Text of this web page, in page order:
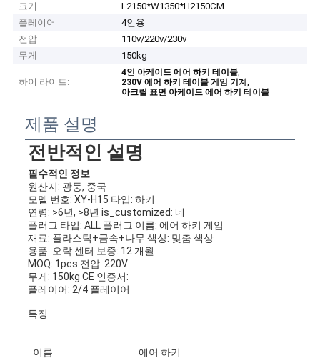
크기
L2150*W1350*H2150CM
플레이어
4인용
전압
110v/220v/230v
무게
150kg
하이 라이트:
4인 아케이드 에어 하키 테이블,
230V 에어 하키 테이블 게임 기계,
아크릴 표면 아케이드 에어 하키 테이블
제품 설명
전반적인 설명
필수적인 정보
원산지: 광둥, 중국
모델 번호: XY-H15 타입: 하키
연령: >6년, >8년 is_customized: 네
플러그 타입: ALL 플러그 이름: 에어 하키 게임
재료: 플라스틱+금속+나무 색상: 맞춤 색상
용품: 오락 센터 보증: 12 개월
MOQ: 1pcs 전압: 220V
무게: 150kg CE 인증서:
플레이어: 2/4 플레이어
특징
이름 에어 하키